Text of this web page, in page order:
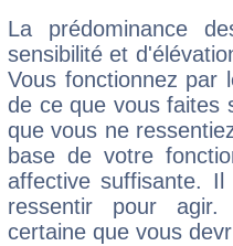
La prédominance
sensibilité et
Vous fonctionnez
de ce que vous faites
que vous ne
base de votre
affective suffisante.
ressentir pour agir.
certaine que vous